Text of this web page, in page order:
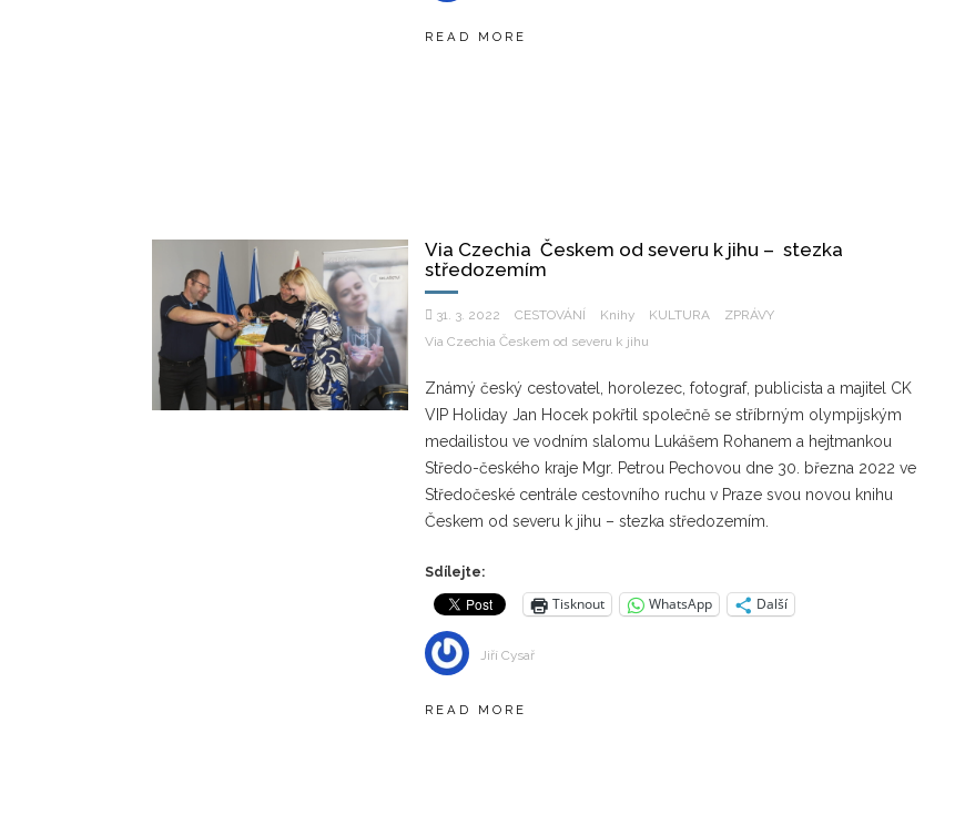
READ MORE
Via Czechia Českem od severu k jihu – stezka
středozemím
31. 3. 2022 CESTOVÁNÍ Knihy KULTURA
ZPRÁVY
Via Czechia Českem od severu k jihu
Známý český cestovatel, horolezec, fotograf, publicista a majitel CK
VIP Holiday Jan Hocek pokřtil společně se stříbrným olympijským
medailistou ve vodním slalomu Lukášem Rohanem a hejtmankou
Středo-českého kraje Mgr. Petrou Pechovou dne 30. března 2022 ve
Středočeské centrále cestovního ruchu v Praze svou novou knihu
Českem od severu k jihu – stezka středozemím.
Sdílejte:
Tisknout WhatsApp Další
Jiří Cysař
READ MORE